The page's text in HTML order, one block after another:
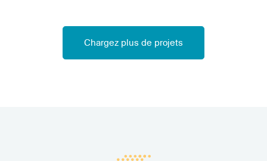
Chargez plus de projets